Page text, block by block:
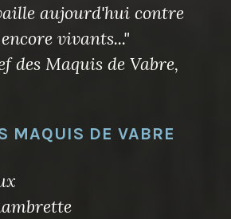
aujourd'hui contre
vivants..."
des Maquis de Vabre,
MAQUIS DE VABRE